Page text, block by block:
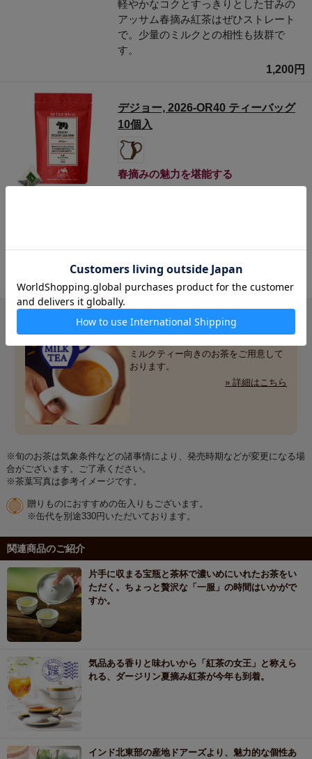
軽やかなコクとすっきりとした甘みの
アッサム春摘み紅茶はぜひストレート
で。少量のミルクとの相性も抜群で
す。
1,200円
デジョー, 2026-OR40 ティーバッグ
10個入
春摘みの魅力を堪能する
で。少量のミルクとの相性も抜群で
す。
1,200円
やっぱり大好き！
ミルクティー
ミルクティー向きのお茶をご用意して
おります。
» 詳細はこちら
※旬のお茶は気象条件などの諸事情により、発売時期などが変更になる場
合がございます。ご了承ください。
※茶葉写真は参考イメージです。
贈りものにおすすめの缶入りもございます。
※缶代を別途330円いただいております。
関連商品のご紹介
片手に収まる宝瓶と茶杯で濃いめにいれたお茶をい
ただく。ちょっと贅沢な「一服」の時間はいかがで
すか。
気品ある香りと味わいから「紅茶の女王」と称えら
れる、ダージリン夏摘み紅茶が今年も到着。
インド北東部の産地ドアーズより、魅力的な個性あ